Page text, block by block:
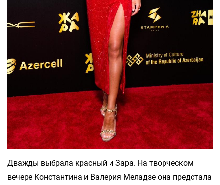
Дважды выбрала красный и Зара. На творческом
вечере Константина и Валерия Меладзе она предстала